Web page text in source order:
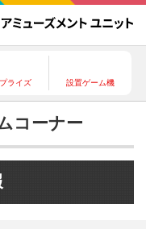
ライズ 設置ゲーム機
コーナー